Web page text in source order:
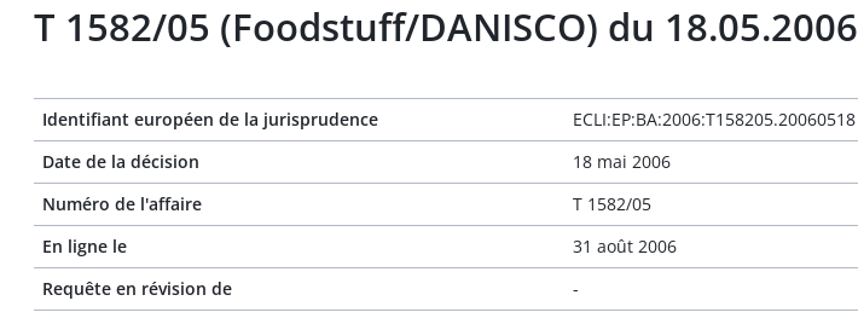
T 1582/05 (Foodstuff/DANISCO) du 18.05.2006
Identifiant européen de la jurisprudence
ECLI:EP:BA:2006:T158205.20060518
Date de la décision
18 mai 2006
Numéro de l'affaire
T 1582/05
En ligne le
31 août 2006
Requête en révision de
-